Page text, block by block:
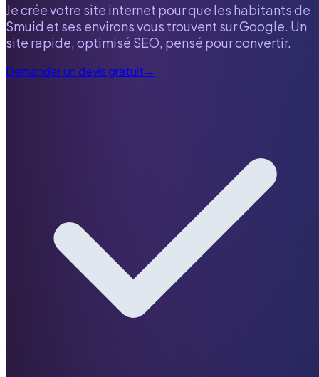
Je crée votre site internet pour que les habitants de
Smuid et ses environs vous trouvent sur Google. Un
site rapide, optimisé SEO, pensé pour convertir.
Demander un devis gratuit→